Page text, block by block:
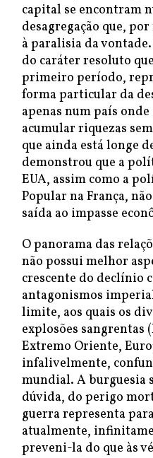
capital se encontram
desagregação que,
à paralisia da
do caráter resoluto
primeiro período,
forma particular da
apenas num país
acumular riquezas
que ainda está longe
demonstrou que a
EUA, assim como a
Popular na França,
saída ao impasse
O panorama das
não possui melhor
crescente do declínio
antagonismos
limite, aos quais os
explosões sangrentas
Extremo Oriente,
infalivelmente,
mundial. A burguesia
dúvida, do perigo
guerra representa
atualmente,
preveni-la do que às